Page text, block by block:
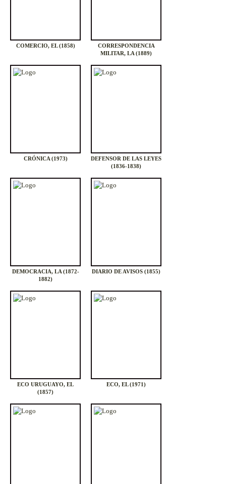
COMERCIO, EL (1858)
CORRESPONDENCIA
MILITAR, LA (1889)
CRÓNICA (1973)
DEFENSOR DE LAS LEYES
(1836-1838)
DEMOCRACIA, LA (1872-
1882)
DIARIO DE AVISOS (1855)
ECO URUGUAYO, EL
(1857)
ECO, EL (1971)